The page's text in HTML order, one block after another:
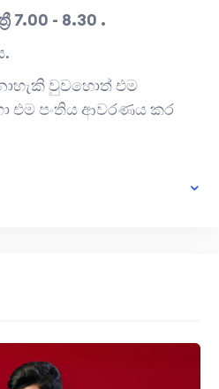
7.00 - 8.30 .
වුවහොත් එම
එම පංතිය ආවරණය කර
Recoding වෙබ් අඩවිය